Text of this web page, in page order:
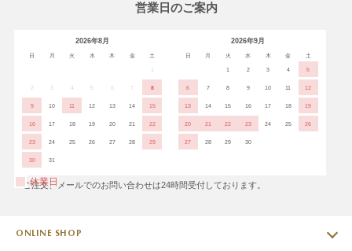
営業日のご案内
2026年8月
日 月 火 水 木 金 土
2 3 5 6 8
9 10 11 12 13 14 15
16 17 18 19 20 21 22
23 24 25 26 27 28 29
30 31
2026年9月
日 月 火 水 木 金 土
1 2 3 4 5
6 7 8 9 10 11 12
13 14 15 16 17 18 19
20 21 22 23 24 25 26
27 28 29 30
休業日
※ご注文、メールでのお問い合わせは24時間受付しております。
ONLINE SHOP